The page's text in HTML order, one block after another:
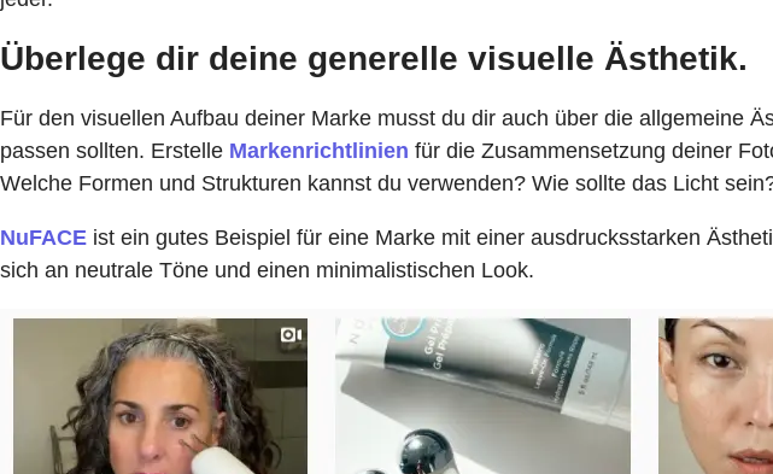
Überlege dir deine generelle visuelle Ästhetik.
Für den visuellen Aufbau deiner Marke musst du dir auch über die allgemeine
passen sollten. Erstelle Markenrichtlinien für die Zusammensetzung deiner
Welche Formen und Strukturen kannst du verwenden? Wie sollte das Licht
NuFACE ist ein gutes Beispiel für eine Marke mit einer ausdrucksstarken
sich an neutrale Töne und einen minimalistischen Look.